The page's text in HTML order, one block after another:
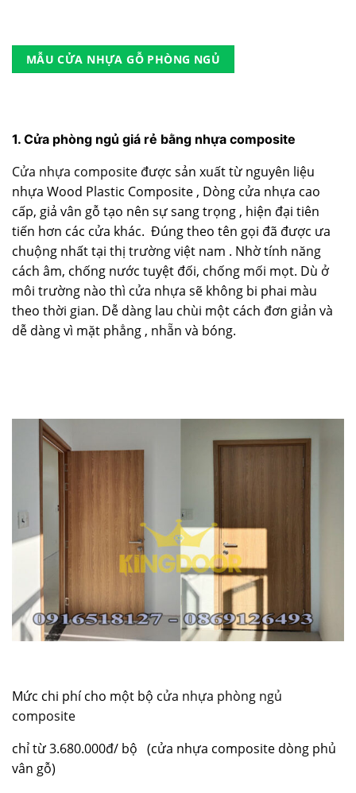
MẪU CỬA NHỰA GỖ PHÒNG NGỦ
1. Cửa phòng ngủ giá rẻ bằng nhựa composite
Cửa nhựa composite được sản xuất từ nguyên liệu
nhựa Wood Plastic Composite , Dòng cửa nhựa cao
cấp, giả vân gỗ tạo nên sự sang trọng , hiện đại tiên
tiến hơn các cửa khác. Đúng theo tên gọi đã được ưa
chuộng nhất tại thị trường việt nam . Nhờ tính năng
cách âm, chống nước tuyệt đối, chống mối mọt. Dù ở
môi trường nào thì cửa nhựa sẽ không bi phai màu
theo thời gian. Dễ dàng lau chùi một cách đơn giản và
dễ dàng vì mặt phẳng , nhẵn và bóng.
Mức chi phí cho một bộ cửa nhựa phòng ngủ
composite
chỉ từ 3.680.000đ/ bộ (cửa nhựa composite dòng phủ
vân gỗ)